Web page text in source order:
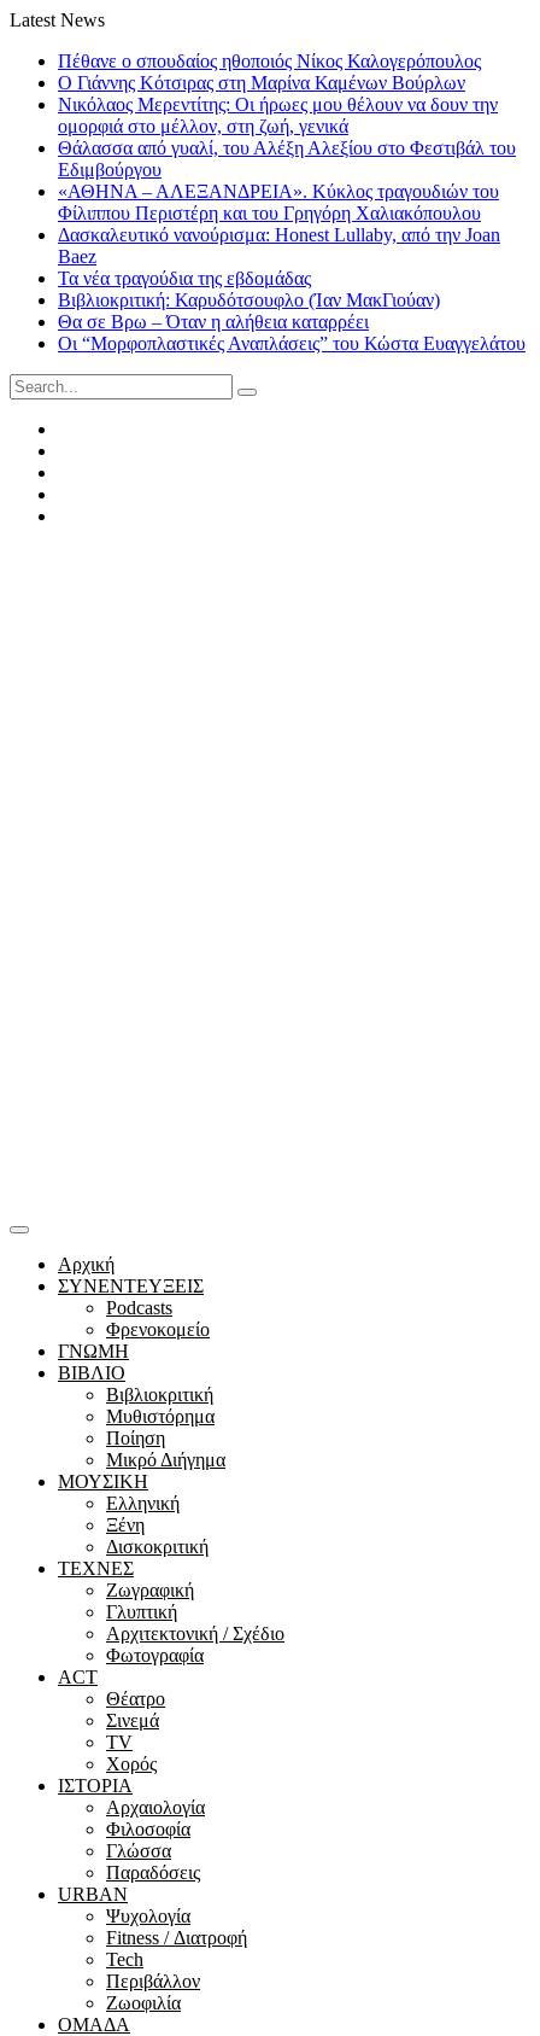
Latest News
Πέθανε ο σπουδαίος ηθοποιός Νίκος Καλογερόπουλος
Ο Γιάννης Κότσιρας στη Μαρίνα Καμένων Βούρλων
Νικόλαος Μερεντίτης: Οι ήρωες μου θέλουν να δουν την
ομορφιά στο μέλλον, στη ζωή, γενικά
Θάλασσα από γυαλί, του Αλέξη Αλεξίου στο Φεστιβάλ του
Εδιμβούργου
«ΑΘΗΝΑ – ΑΛΕΞΑΝΔΡΕΙΑ». Κύκλος τραγουδιών του
Φίλιππου Περιστέρη και του Γρηγόρη Χαλιακόπουλου
Δασκαλευτικό νανούρισμα: Honest Lullaby, από την Joan
Baez
Τα νέα τραγούδια της εβδομάδας
Βιβλιοκριτική: Καρυδότσουφλο (Ίαν ΜακΓιούαν)
Θα σε Βρω – Όταν η αλήθεια καταρρέει
Οι “Μορφοπλαστικές Αναπλάσεις” του Κώστα Ευαγγελάτου
Search
for:
Αρχική
ΣΥΝΕΝΤΕΥΞΕΙΣ
Podcasts
Φρενοκομείο
ΓΝΩΜΗ
ΒΙΒΛΙΟ
Βιβλιοκριτική
Μυθιστόρημα
Ποίηση
Μικρό Διήγημα
ΜΟΥΣΙΚΗ
Ελληνική
Ξένη
Δισκοκριτική
ΤΕΧΝΕΣ
Ζωγραφική
Γλυπτική
Αρχιτεκτονική / Σχέδιο
Φωτογραφία
ACT
Θέατρο
Σινεμά
ΤV
Χορός
ΙΣΤΟΡΙΑ
Αρχαιολογία
Φιλοσοφία
Γλώσσα
Παραδόσεις
URBAN
Ψυχολογία
Fitness / Διατροφή
Tech
Περιβάλλον
Ζωοφιλία
ΟΜΑΔΑ